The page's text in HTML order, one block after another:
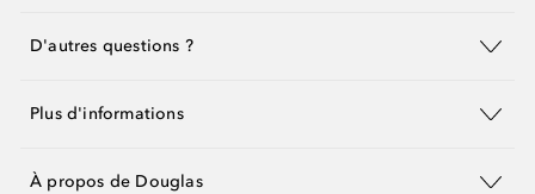
D'autres questions ?
Plus d'informations
À propos de Douglas